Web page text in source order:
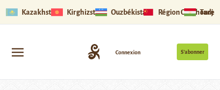
Kazakhstan Kirghizstan Ouzbékistan Région Ouïghoure
S’abonner
Connexion